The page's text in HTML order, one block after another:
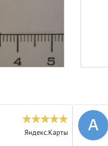
Яндекс.Карты